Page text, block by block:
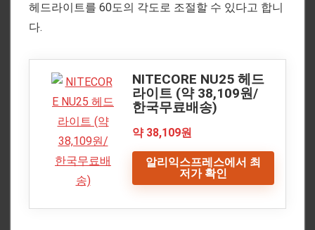
헤드라이트를 60도의 각도로 조절할 수 있다고 합니
다.
NITECORE NU25 헤드
라이트 (약 38,109원/
한국무료배송)
약 38,109원
알리익스프레스에서 최
저가 확인